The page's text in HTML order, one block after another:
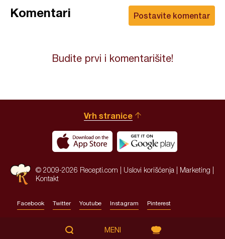
Postavite komentar
Komentari
Budite prvi i komentarišite!
Vrh stranice
© 2009-2026 Recepti.com | Uslovi korišćenja Marketing
Kontakt
Facebook Twitter Youtube Instagram Pinterest